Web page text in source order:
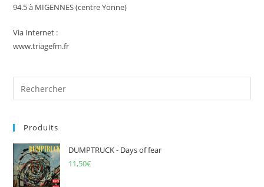
94.5 à MIGENNES (centre Yonne)
Via Internet :
www.triagefm.fr
Produits
DUMPTRUCK - Days of fear
11,50€